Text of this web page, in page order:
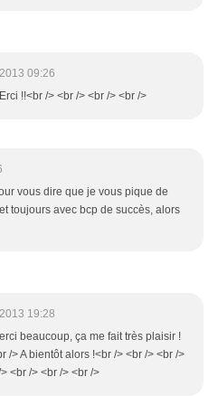
09:26
!!<br /> <br /> <br /> <br />
vous dire que je vous pique de
toujours avec bcp de succès, alors
19:28
beaucoup, ça me fait très plaisir !
/> A bientôt alors !<br /> <br /> <br />
<br /> <br /> <br />